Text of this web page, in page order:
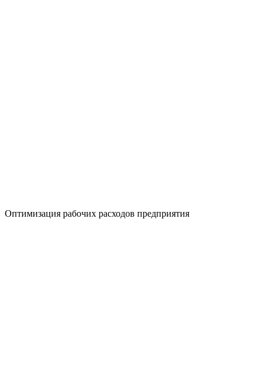
Оптимизация рабочих расходов предприятия